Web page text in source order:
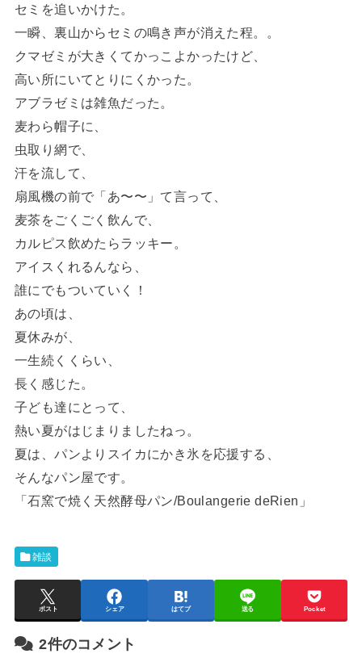
セミを追いかけた。
一瞬、裏山からセミの鳴き声が消えた程。。
クマゼミが大きくてかっこよかったけど、
高い所にいてとりにくかった。
アブラゼミは雑魚だった。
麦わら帽子に、
虫取り網で、
汗を流して、
扇風機の前で「あ〜〜」て言って、
麦茶をごくごく飲んで、
カルピス飲めたらラッキー。
アイスくれるんなら、
誰にでもついていく！
あの頃は、
夏休みが、
一生続くくらい、
長く感じた。
子ども達にとって、
熱い夏がはじまりましたねっ。
夏は、パンよりスイカにかき氷を応援する、
そんなパン屋です。
「石窯で焼く天然酵母パン/Boulangerie deRien」
雑談
ポスト シェア はてブ 送る Pocket
2件のコメント